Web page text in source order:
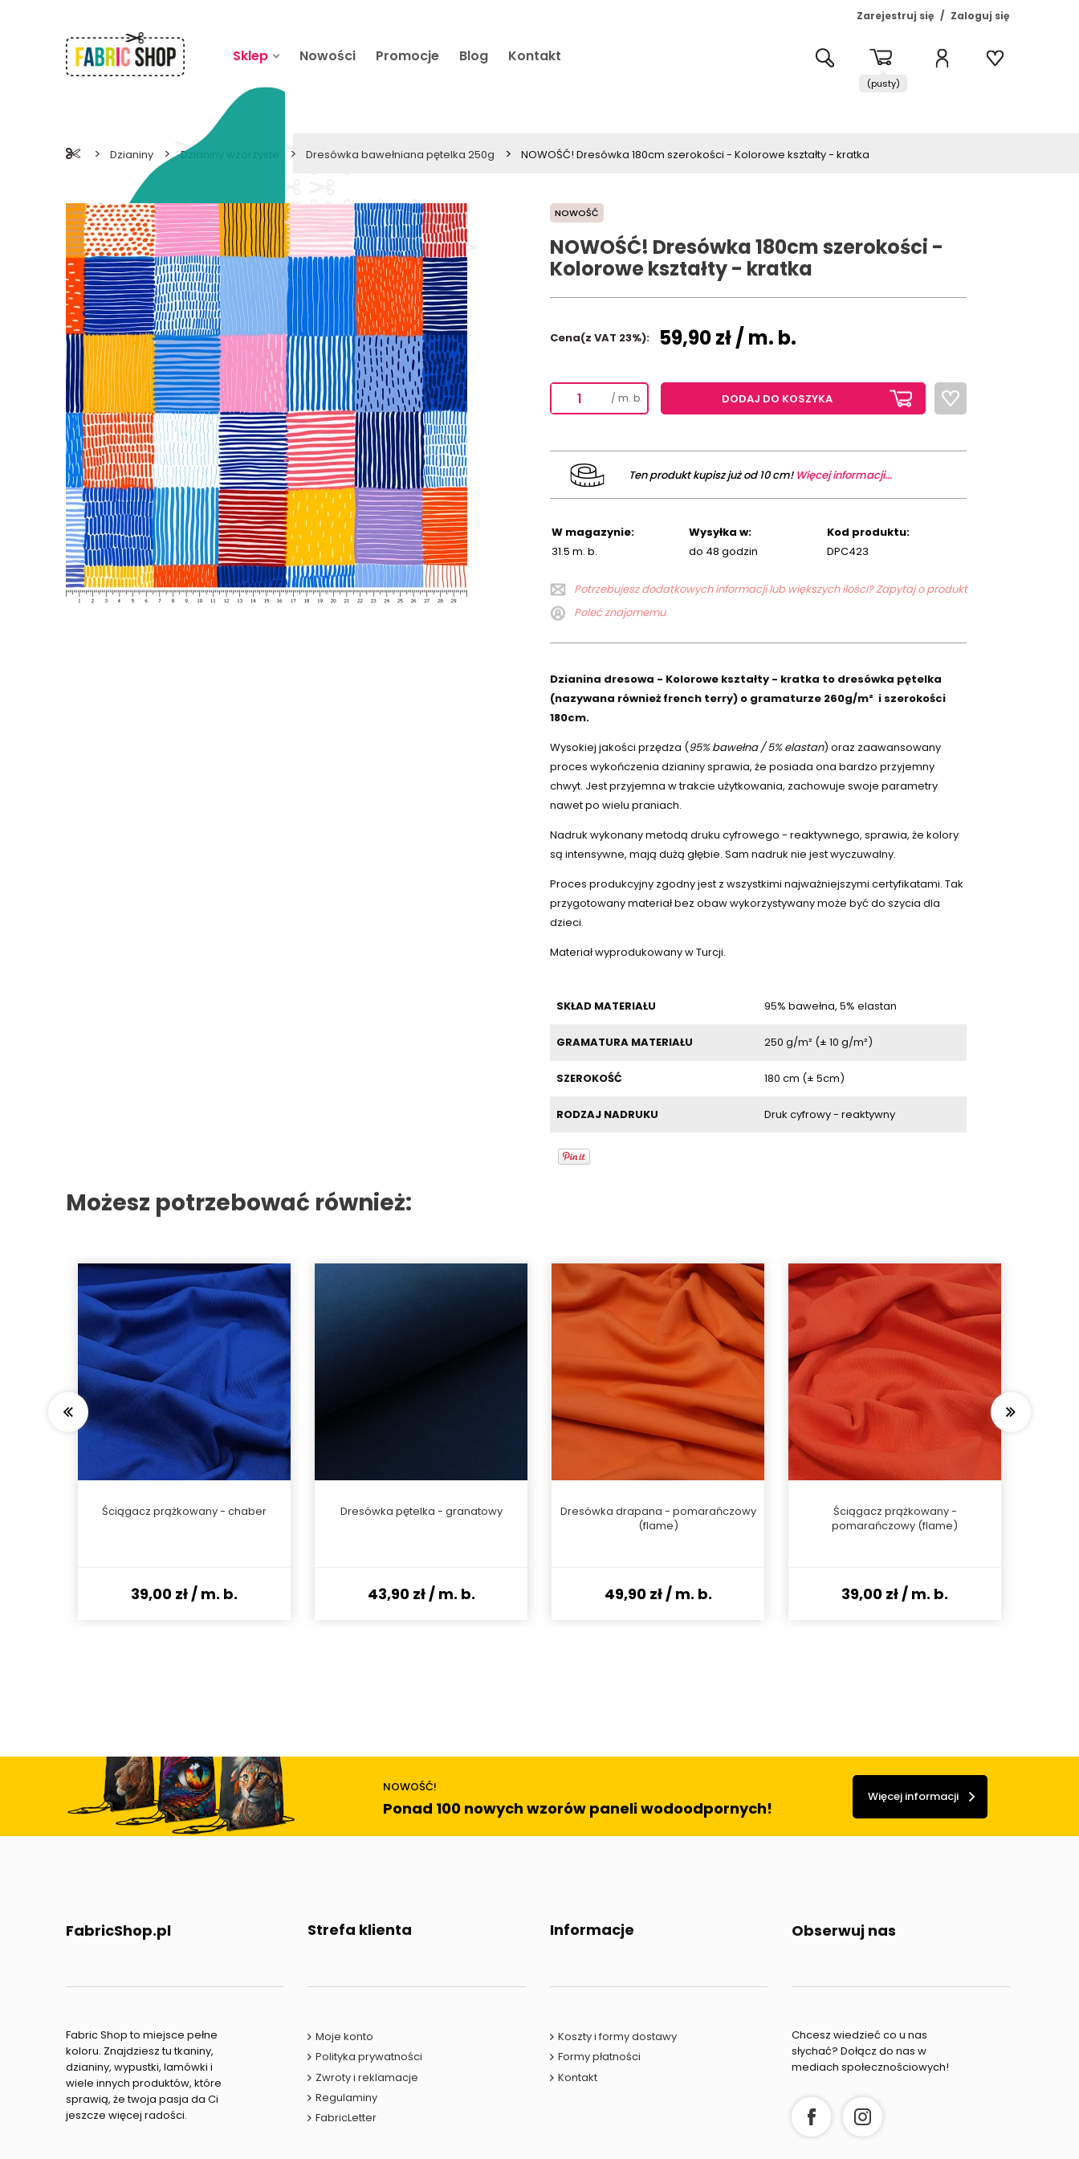
Zarejestruj się Zaloguj się
Sklep Nowości Promocje Blog Kontakt
(pusty)
> Dzianiny > Dzianiny wzorzyste > Dresówka bawełniana pętelka 250g > NOWOŚĆ! Dresówka 180cm szerokości - Kolorowe kształty - kratka
NOWOŚĆ
NOWOŚĆ! Dresówka 180cm szerokości -
Kolorowe kształty - kratka
Cena(z VAT 23%): 59,90 zł/ m. b.
/ m. b. DODAJ DO KOSZYKA
Ten produkt kupisz już od 10 cm! Więcej informacji...
W magazynie:
31.5 m. b.
Wysyłka w:
do 48 godzin
Kod produktu:
DPC423
Potrzebujesz dodatkowych informacji lub większych ilości? Zapytaj o produkt
Poleć znajomemu
Dzianina dresowa - Kolorowe kształty - kratka to dresówka pętelka
(nazywana również french terry) o gramaturze 260g/m² i szerokości
180cm.
Wysokiej jakości przędza (95% bawełna / 5% elastan) oraz zaawansowany
proces wykończenia dzianiny sprawia, że posiada ona bardzo przyjemny
chwyt. Jest przyjemna w trakcie użytkowania, zachowuje swoje parametry
nawet po wielu praniach.
Nadruk wykonany metodą druku cyfrowego - reaktywnego, sprawia, że kolory
są intensywne, mają dużą głębie. Sam nadruk nie jest wyczuwalny.
Proces produkcyjny zgodny jest z wszystkimi najważniejszymi certyfikatami. Tak
przygotowany materiał bez obaw wykorzystywany może być do szycia dla
dzieci.
Materiał wyprodukowany w Turcji.
SKŁAD MATERIAŁU 95% bawełna, 5% elastan
GRAMATURA MATERIAŁU 250 g/m² (± 10 g/m²)
SZEROKOŚĆ 180 cm (± 5cm)
RODZAJ NADRUKU Druk cyfrowy - reaktywny
Możesz potrzebować również:
Ściągacz prążkowany - chaber
39,00 zł / m. b.
Dresówka pętelka - granatowy
43,90 zł/ m. b.
Dresówka drapana - pomarańczowy
(flame)
49,90 zł/ m. b.
Ściągacz prążkowany -
pomarańczowy (flame)
39,00 zł / m. b.
NOWOŚĆ!
Ponad 100 nowych wzorów paneli wodoodpornych!
Więcej informacji
FabricShop.pl
Fabric Shop to miejsce pełne
koloru. Znajdziesz tu tkaniny,
dzianiny, wypustki, lamówki i
wiele innych produktów, które
sprawią, że twoja pasja da Ci
jeszcze więcej radości.
Strefa klienta
Moje konto
Polityka prywatności
Zwroty i reklamacje
Regulaminy
FabricLetter
Informacje
Koszty i formy dostawy
Formy płatności
Kontakt
Obserwuj nas
Chcesz wiedzieć co u nas
słychać? Dołącz do nas w
mediach społecznościowych!